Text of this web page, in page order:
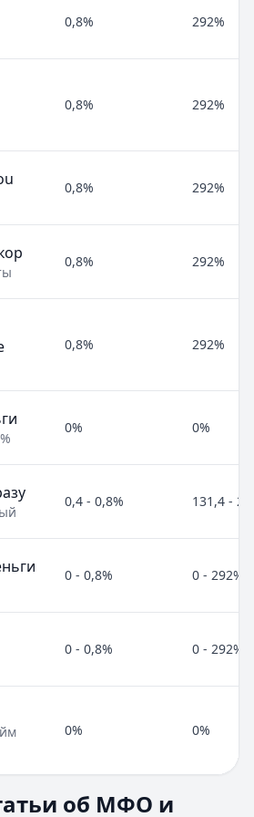
0,8% 292%
0,8% 292%
0,8% 292%
0,8% 292%
0,8% 292%
0% 0%
0,4 - 0,8% 131,4 -
0 - 0,8% 0 - 292%
0 - 0,8% 0 - 292%
0% 0%
. Всего статей: 8.
об МФО и